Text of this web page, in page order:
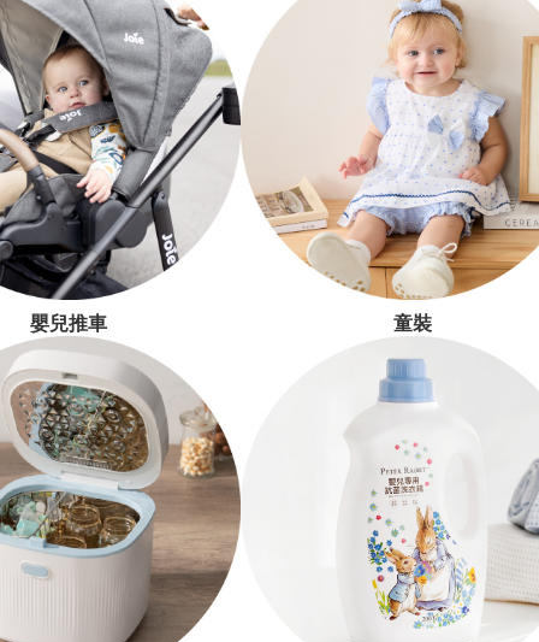
嬰兒推車 童裝